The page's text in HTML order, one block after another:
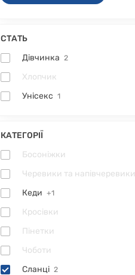
СТАТЬ
Дівчинка 2
Хлопчик
Унісекс 1
КАТЕГОРІЇ
Босоніжки
Черевики та напівчеревики
Кеди +1
Кросівки
Пінетки
Чоботи
Сланці 2